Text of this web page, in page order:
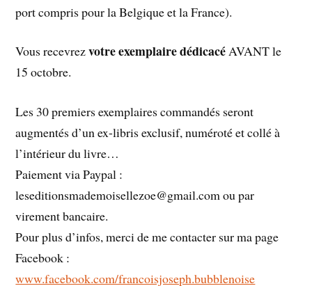
port compris pour la Belgique et la France).
Vous recevrezvotre exemplaire dédicacéAVANT le
15 octobre.
Les 30 premiers exemplaires commandés seront
augmentés d’un ex-libris exclusif, numéroté et collé à
l’intérieur du livre…
Paiement via Paypal :
leseditionsmademoisellezoe@gmail.com ou par
virement bancaire.
Pour plus d’infos, merci de me contacter sur ma page
Facebook :
www.facebook.com/francoisjoseph.bubblenoise